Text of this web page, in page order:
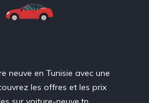
neuve en Tunisie avec une
les offres et les prix